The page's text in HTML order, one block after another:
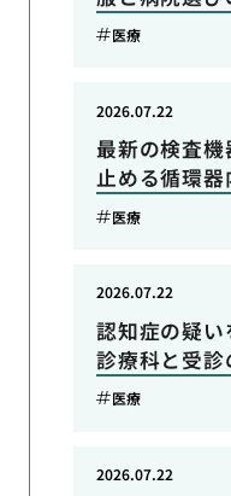
医療
最新の検査
止める循環
2026.07.22
医療
認知症の疑
診療科と受診
2026.07.22
医療
2026.07.22